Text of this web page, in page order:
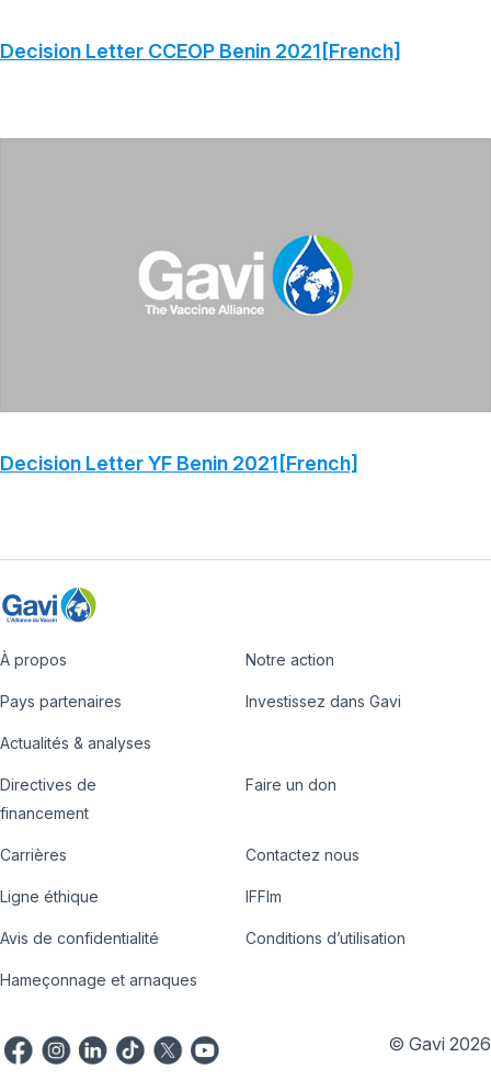
Decision Letter CCEOP Benin 2021[French]
Decision Letter YF Benin 2021[French]
Footer
À propos Notre action
Pays partenaires Investissez dans Gavi
Actualités & analyses
Country
Hub
Directives de
financement
Faire un don
Footer
nav
Carrières Contactez nous
Ligne éthique IFFIm
Avis de confidentialité Conditions d’utilisation
Hameçonnage et arnaques
© Gavi 2026